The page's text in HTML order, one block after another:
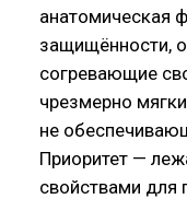
анатомическая
защищённости,
согревающие
чрезмерно
не
Приоритет —
свойствами для